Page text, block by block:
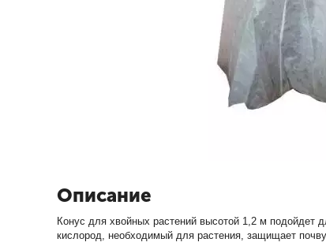
Описание
Конус для хвойных растений высотой 1,2 м подойдет
кислород, необходимый для растения, защищает